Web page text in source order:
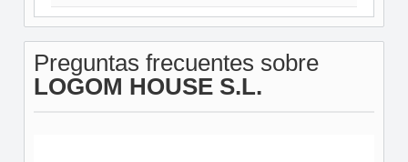
Preguntas frecuentes sobre
LOGOM HOUSE S.L.